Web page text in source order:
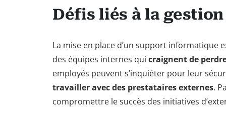
Défis liés à la
La mise en place d’un support informatique
des équipes internes qui craignent de
employés peuvent s’inquiéter pour leur
travailler avec des prestataires externes.
compromettre le succès des initiatives